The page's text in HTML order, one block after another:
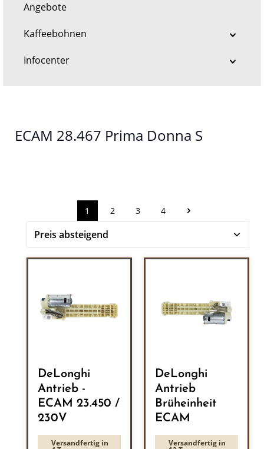
Angebote
Kaffeebohnen
Infocenter
ECAM 28.467 Prima Donna S
Seite
1 Seite
2 Seite
3 Seite
4
DeLonghi
Antrieb -
ECAM 23.450 /
230V
Versandfertig in
DeLonghi
Antrieb
Brüheinheit
ECAM
Versandfertig in